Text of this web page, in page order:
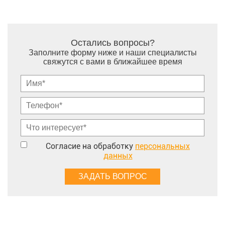
Остались вопросы?
Заполните форму ниже и наши специалисты
свяжутся с вами в ближайшее время
Согласие на обработку персональных
данных